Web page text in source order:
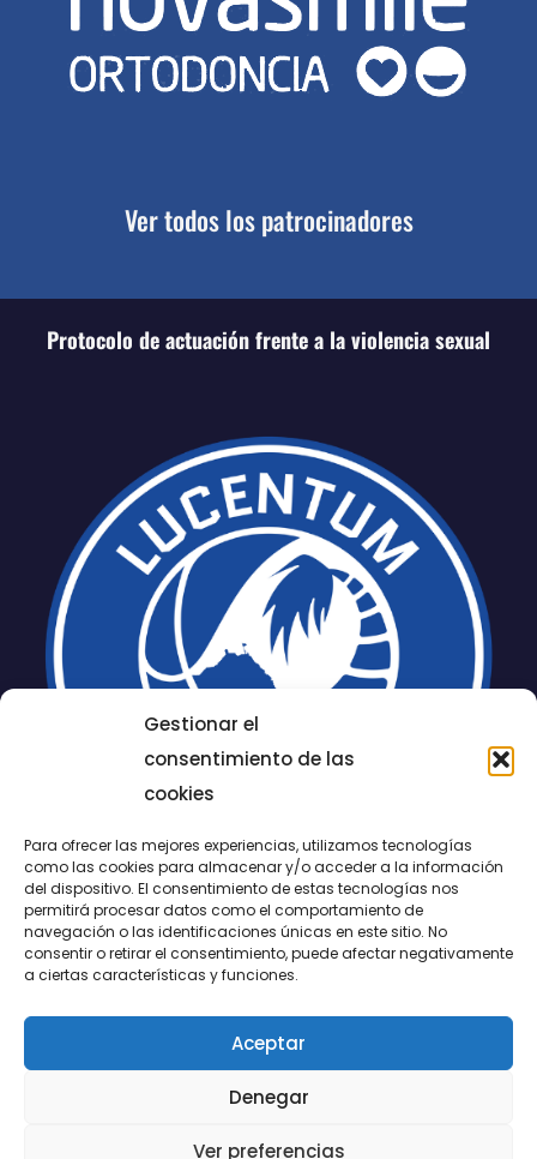
Gestionar el
consentimiento de las
cookies
Para ofrecer las mejores experiencias, utilizamos tecnologías
como las cookies para almacenar y/o acceder a la información
del dispositivo. El consentimiento de estas tecnologías nos
permitirá procesar datos como el comportamiento de
navegación o las identificaciones únicas en este sitio. No
consentir o retirar el consentimiento, puede afectar negativamente
a ciertas características y funciones.
Aceptar
Denegar
Ver preferencias
Ver todos los patrocinadores
Protocolo de actuación frente a la violencia sexual
LUCENTUM
ALICANTE
CONTACTO
@FundaciónLucentum página oficial